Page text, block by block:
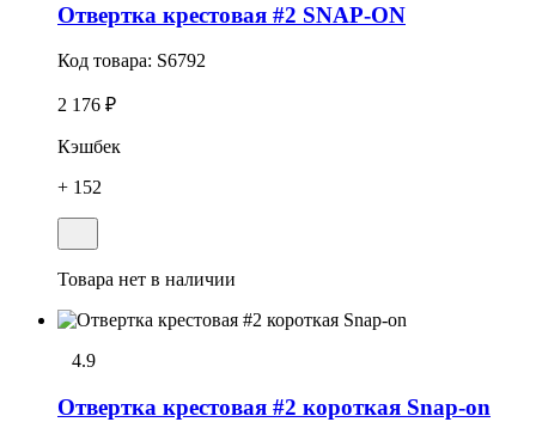
Отвеpтка кpестовая #2 SNAP-ON
Код товара: S6792
2 176 ₽
Кэшбек
+ 152
Товара нет в наличии
4.9
Отвеpтка кpестовая #2 короткая Snap-on